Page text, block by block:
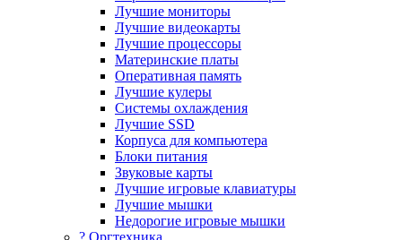
Лучшие мониторы
Лучшие видеокарты
Лучшие процессоры
Материнские платы
Оперативная память
Лучшие кулеры
Системы охлаждения
Лучшие SSD
Корпуса для компьютера
Блоки питания
Звуковые карты
Лучшие игровые клавиатуры
Лучшие мышки
Недорогие игровые мышки
?️ Оргтехника